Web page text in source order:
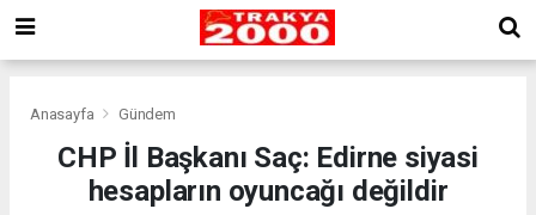
Anasayfa Gündem
CHP İl Başkanı Saç: Edirne siyasi
hesapların oyuncağı değildir